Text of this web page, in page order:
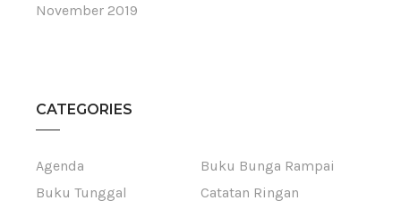
November 2019
CATEGORIES
Agenda
Buku Bunga Rampai
Buku Tunggal
Catatan Ringan